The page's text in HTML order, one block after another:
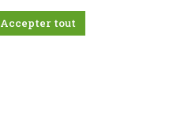
Accepter tout